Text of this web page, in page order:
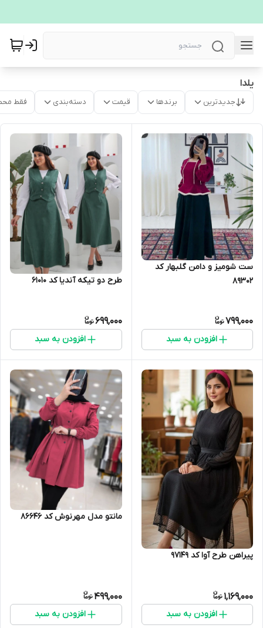
یلدا
جدیدترین برندها قیمت دسته‌بندی فقط
ست شومیز و دامن گلبهار کد
89302
799,000
افزودن به سبد
طرح دو تیکه آندیا کد 61010
699,000
افزودن به سبد
پیراهن طرح آوا کد 97149
1,169,000
افزودن به سبد
مانتو مدل مهرنوش کد 86646
499,000
افزودن به سبد